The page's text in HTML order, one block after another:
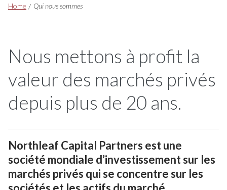
Breadcrumbs
Home Qui nous sommes
Nous mettons à profit la
valeur des marchés privés
depuis plus de 20 ans.
Northleaf Capital Partners est une
société mondiale d’investissement sur les
marchés privés qui se concentre sur les